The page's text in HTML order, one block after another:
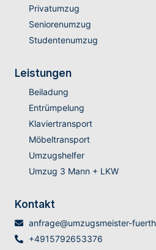
Privatumzug
Seniorenumzug
Studentenumzug
Leistungen
Beiladung
Entrümpelung
Klaviertransport
Möbeltransport
Umzugshelfer
Umzug 3 Mann + LKW
Kontakt
anfrage@umzugsmeister-
+4915792653376